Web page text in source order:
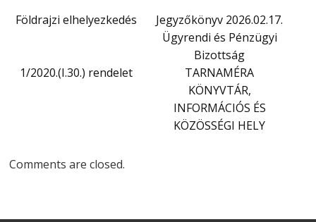
Földrajzi elhelyezkedés
Jegyzőkönyv 2026.02.17.
Ügyrendi és Pénzügyi
Bizottság
1/2020.(I.30.) rendelet
TARNAMÉRA
KÖNYVTÁR,
INFORMÁCIÓS ÉS
KÖZÖSSÉGI HELY
Comments are closed.